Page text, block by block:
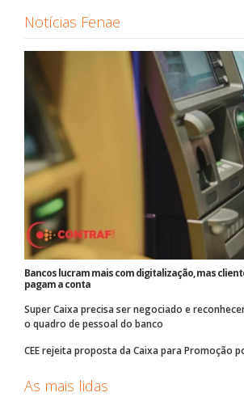
Notícias Fenae
Bancos lucram mais com digitalização, mas
pagam a conta
Super Caixa precisa ser negociado e
o quadro de pessoal do banco
CEE rejeita proposta da Caixa para Promoção
As mais lidas